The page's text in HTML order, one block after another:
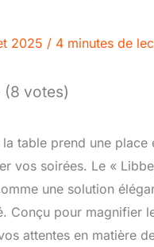
2025 / 4 minutes de
(8 votes)
la table prend une
vos soirées. Le «
une solution
Conçu pour magnifier
attentes en matière